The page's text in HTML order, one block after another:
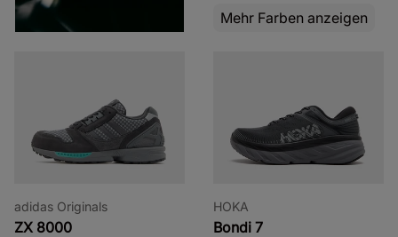
Mehr Farben anzeigen
adidas Originals
ZX 8000
HOKA
Bondi 7